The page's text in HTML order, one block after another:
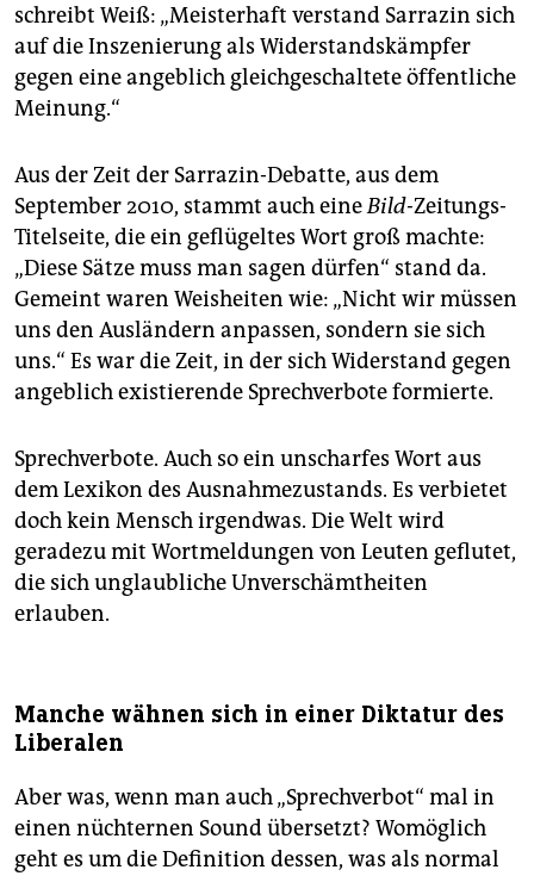
schreibt Weiß: „Meisterhaft verstand Sarrazin sich
auf die Inszenierung als Widerstandskämpfer
gegen eine angeblich gleichgeschaltete öffentliche
Meinung.“
Aus der Zeit der Sarrazin-Debatte, aus dem
September 2010, stammt auch eineBild-Zeitungs-
Titelseite, die ein geflügeltes Wort groß machte:
„Diese Sätze muss man sagen dürfen“ stand da.
Gemeint waren Weisheiten wie: „Nicht wir müssen
uns den Ausländern anpassen, sondern sie sich
uns.“ Es war die Zeit, in der sich Widerstand gegen
angeblich existierende Sprechverbote formierte.
Sprechverbote. Auch so ein unscharfes Wort aus
dem Lexikon des Ausnahmezustands. Es verbietet
doch kein Mensch irgendwas. Die Welt wird
geradezu mit Wortmeldungen von Leuten geflutet,
die sich unglaubliche Unverschämtheiten
erlauben.
Manche wähnen sich in einer Diktatur des
Liberalen
Aber was, wenn man auch „Sprechverbot“ mal in
einen nüchternen Sound übersetzt? Womöglich
geht es um die Definition dessen, was als normal